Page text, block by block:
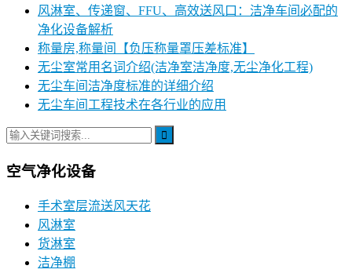
风淋室、传递窗、FFU、高效送风口：洁净车间必配的
净化设备解析
称量房,称量间【负压称量罩压差标准】
无尘室常用名词介绍(洁净室洁净度,无尘净化工程)
无尘车间洁净度标准的详细介绍
无尘车间工程技术在各行业的应用
空气净化设备
手术室层流送风天花
风淋室
货淋室
洁净棚